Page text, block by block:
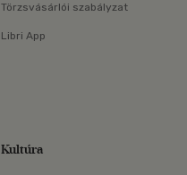
Törzsvásárlói szabályzat
Libri App
Kultúra